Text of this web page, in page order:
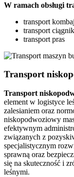
W ramach obsługi
transport
transport
transport pras
Transport
Transport
element w logistyce
zalesianiem oraz
niskopodwoziowy
efektywnym
związanych z
specjalistycznym
sprawną oraz
się na skuteczność i
leśnymi.